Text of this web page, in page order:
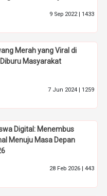
9 Sep 2022 | 1433
Merah yang Viral di
Masyarakat
7 Jun 2024 | 1259
Digital: Menembus
Menuju Masa Depan
28 Feb 2026 | 443